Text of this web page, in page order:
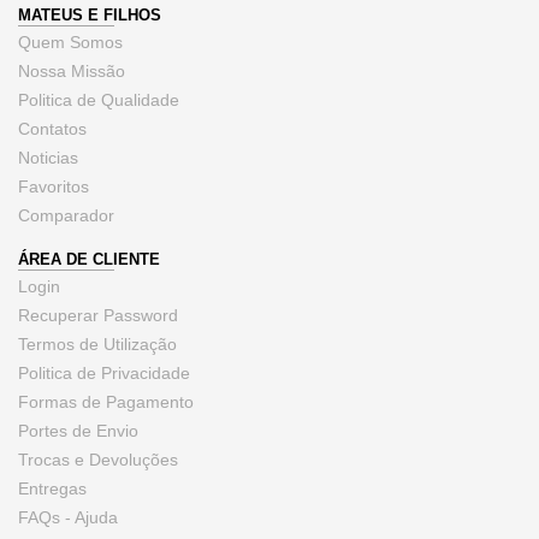
MATEUS E FILHOS
Quem Somos
Nossa Missão
Politica de Qualidade
Contatos
Noticias
Favoritos
Comparador
ÁREA DE CLIENTE
Login
Recuperar Password
Termos de Utilização
Politica de Privacidade
Formas de Pagamento
Portes de Envio
Trocas e Devoluções
Entregas
FAQs - Ajuda